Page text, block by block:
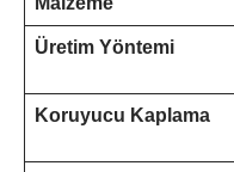
Üretim Yöntemi
Koruyucu Kaplama